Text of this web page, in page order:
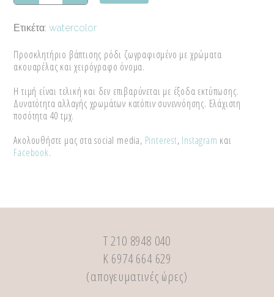
ρόδι
quantity
Ετικέτα:watercolor
Προσκλητήριο βάπτισης ρόδι ζωγραφισμένο με χρώματα
ακουαρέλας και χειρόγραφο όνομα.
Η τιμή είναι τελική και δεν επιβαρύνεται με έξοδα εκτύπωσης.
Δυνατότητα αλλαγής χρωμάτων κατόπιν συνεννόησης. Ελάχιστη
ποσότητα 40 τμχ.
Ακολουθήστε μας στα social media, Pinterest, Instagram και
Facebook.
Τ 210 8948 040
Κ 6974 664 629
(απογευματινές ώρες)